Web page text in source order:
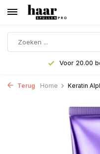
Voor 20.00
Terug Home Keratin